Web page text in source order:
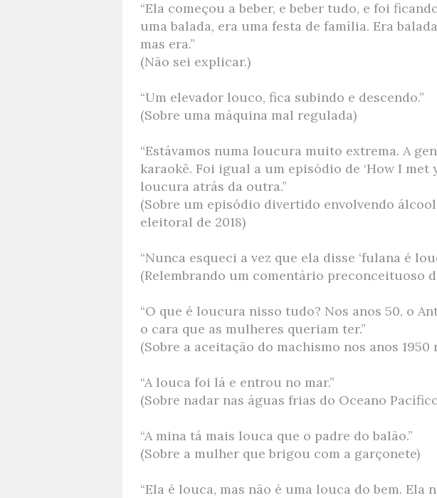
“Ela começou a beber, e beber tudo, e foi
uma balada, era uma festa de família. Era
mas era.”
(Não sei explicar.)
“Um elevador louco, fica subindo e descendo.”
(Sobre uma máquina mal regulada)
“Estávamos numa loucura muito extrema. A
karaokê. Foi igual a um episódio de ‘How I met
loucura atrás da outra.”
(Sobre um episódio divertido envolvendo
eleitoral de 2018)
“Nunca esqueci a vez que ela disse ‘fulana é
(Relembrando um comentário preconceituoso
“O que é loucura nisso tudo? Nos anos 50, o
o cara que as mulheres queriam ter.”
(Sobre a aceitação do machismo nos anos
“A louca foi lá e entrou no mar.”
(Sobre nadar nas águas frias do Oceano
“A mina tá mais louca que o padre do balão.”
(Sobre a mulher que brigou com a garçonete)
“Ela é louca, mas não é uma louca do bem. Ela